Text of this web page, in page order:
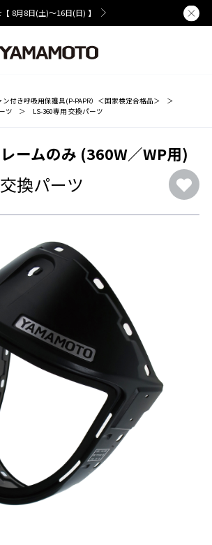
8月8日(土)～16日(日) 】 熊本県で
付き呼吸用保護具(P-PAPR）＜国家検定合格品＞
＞
ツ
＞ LS-360専用 交換パーツ
ームのみ (360W／WP用)
換パーツ